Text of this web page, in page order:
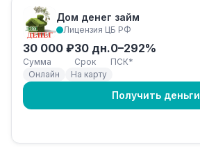
Дом денег займ
Лицензия ЦБ РФ
30 000 ₽
Сумма
30 дн.
Срок
0–292%
ПСК*
Онлайн
На карту
Получить деньги